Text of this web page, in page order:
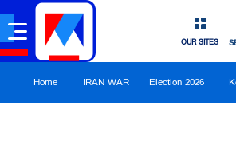
OUR SITES
Home IRAN WAR Election 2026